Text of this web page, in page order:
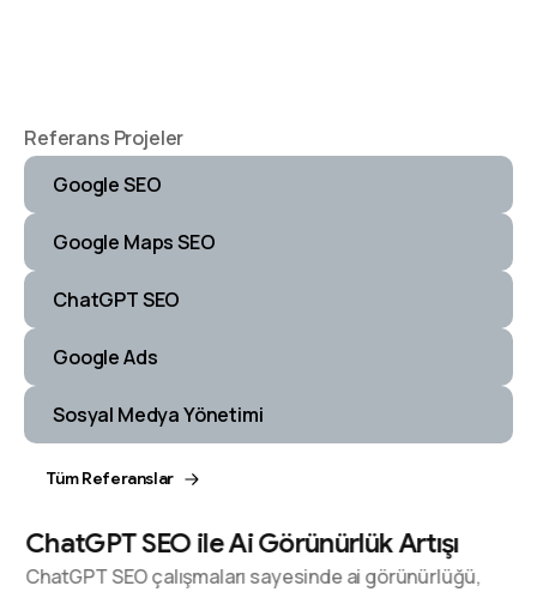
Referans Projeler
Google SEO
Google Maps SEO
ChatGPT SEO
Google Ads
Sosyal Medya Yönetimi
Tüm Referanslar
ChatGPT SEO ile Ai Görünürlük Artışı
ChatGPT SEO çalışmaları sayesinde ai görünürlüğü,